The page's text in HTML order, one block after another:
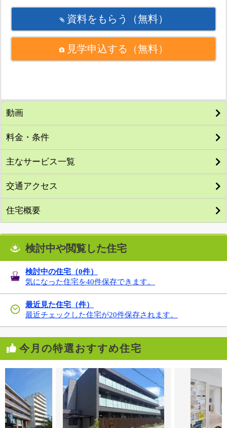
資料をもらう （無料）
見学申込する （無料）
動画
料金・条件
主なサービス一覧
交通アクセス
住宅概要
検討中や閲覧した住宅
検討中の住宅（0件）
気になった住宅を40件保存できます。
最近見た住宅（件）
最近チェックした住宅が20件保存されます。
今月の特選おすすめ住宅